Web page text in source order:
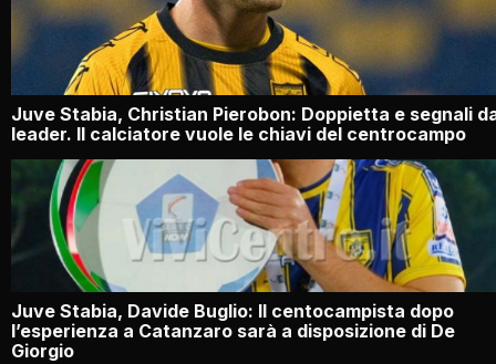
Juve Stabia, Christian Pierobon: Doppietta e segnali
leader. Il calciatore vuole le chiavi del centrocampo
Juve Stabia, Davide Buglio: Il centocampista dopo
l’esperienza a Catanzaro sarà a disposizione di De
Giorgio